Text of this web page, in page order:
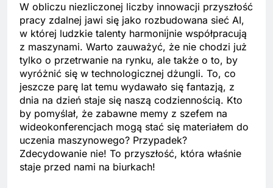
W obliczu niezliczonej liczby innowacji przyszłość
pracy zdalnej jawi się jako rozbudowana sieć AI,
w której ludzkie talenty harmonijnie współpracują
z maszynami. Warto zauważyć, że nie chodzi już
tylko o przetrwanie na rynku, ale także o to, by
wyróżnić się w technologicznej dżungli. To, co
jeszcze parę lat temu wydawało się fantazją, z
dnia na dzień staje się naszą codziennością. Kto
by pomyślał, że zabawne memy z szefem na
wideokonferencjach mogą stać się materiałem do
uczenia maszynowego? Przypadek?
Zdecydowanie nie! To przyszłość, która właśnie
staje przed nami na biurkach!